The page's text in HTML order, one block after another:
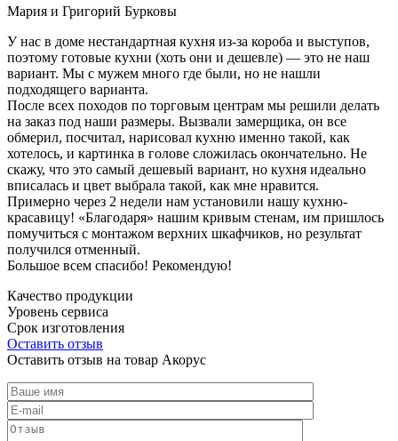
Мария и Григорий Бурковы
У нас в доме нестандартная кухня из-за короба и выступов,
поэтому готовые кухни (хоть они и дешевле) — это не наш
вариант. Мы с мужем много где были, но не нашли
подходящего варианта.
После всех походов по торговым центрам мы решили делать
на заказ под наши размеры. Вызвали замерщика, он все
обмерил, посчитал, нарисовал кухню именно такой, как
хотелось, и картинка в голове сложилась окончательно. Не
скажу, что это самый дешевый вариант, но кухня идеально
вписалась и цвет выбрала такой, как мне нравится.
Примерно через 2 недели нам установили нашу кухню-
красавицу! «Благодаря» нашим кривым стенам, им пришлось
помучиться с монтажом верхних шкафчиков, но результат
получился отменный.
Большое всем спасибо! Рекомендую!
Качество продукции
Уровень сервиса
Срок изготовления
Оставить отзыв
Оставить отзыв на товар Акорус